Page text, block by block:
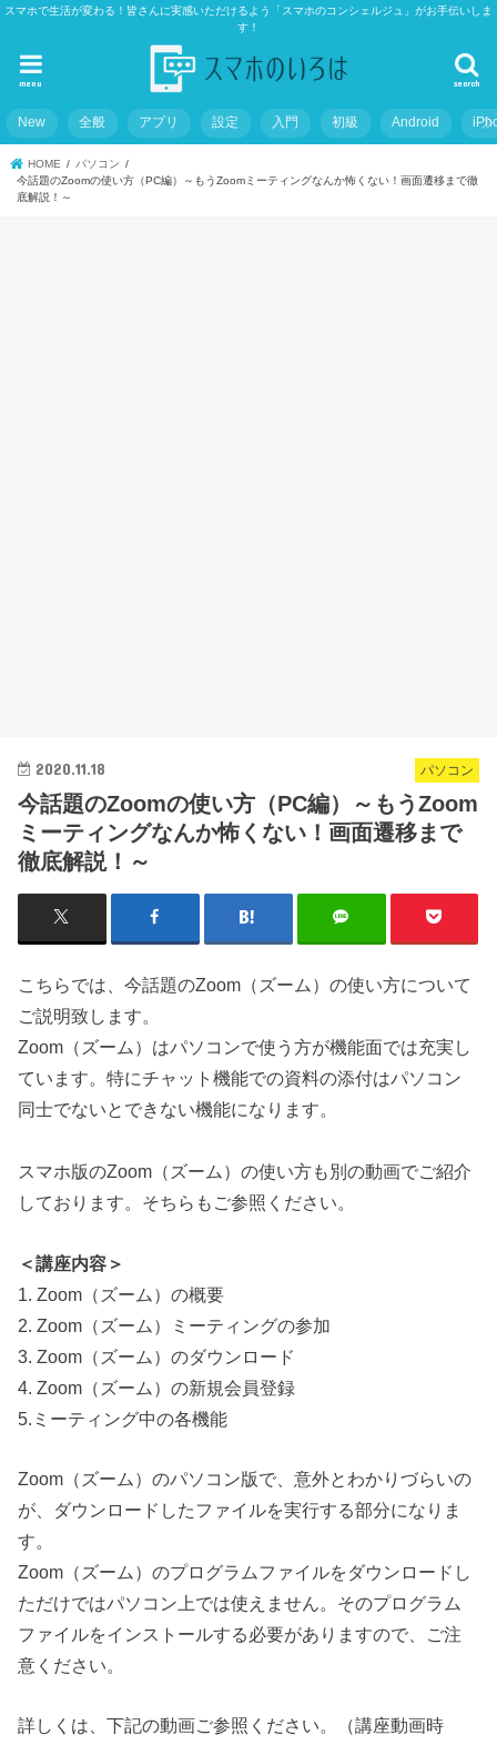
スマホで生活が変わる！皆さんに実感いただけるよう「スマホのコンシェルジュ」がお手伝いしま
す！
search
menu
New 全般 アプリ 設定 入門 初級 Android
HOME
パソコン
今話題のZoomの使い方（PC編）～もうZoomミーティングなんか怖くない！画面遷移まで徹
底解説！～
パソコン
2020.11.18
今話題のZoomの使い方（PC編）～もうZoom
ミーティングなんか怖くない！画面遷移まで
徹底解説！～
こちらでは、今話題のZoom（ズーム）の使い方について
ご説明致します。
Zoom（ズーム）はパソコンで使う方が機能面では充実し
ています。特にチャット機能での資料の添付はパソコン
同士でないとできない機能になります。
スマホ版のZoom（ズーム）の使い方も別の動画でご紹介
しております。そちらもご参照ください。
＜講座内容＞
1. Zoom（ズーム）の概要
2. Zoom（ズーム）ミーティングの参加
3. Zoom（ズーム）のダウンロード
4. Zoom（ズーム）の新規会員登録
5.ミーティング中の各機能
Zoom（ズーム）のパソコン版で、意外とわかりづらいの
が、ダウンロードしたファイルを実行する部分になりま
す。
Zoom（ズーム）のプログラムファイルをダウンロードし
ただけではパソコン上では使えません。そのプログラム
ファイルをインストールする必要がありますので、ご注
意ください。
詳しくは、下記の動画ご参照ください。（講座動画時